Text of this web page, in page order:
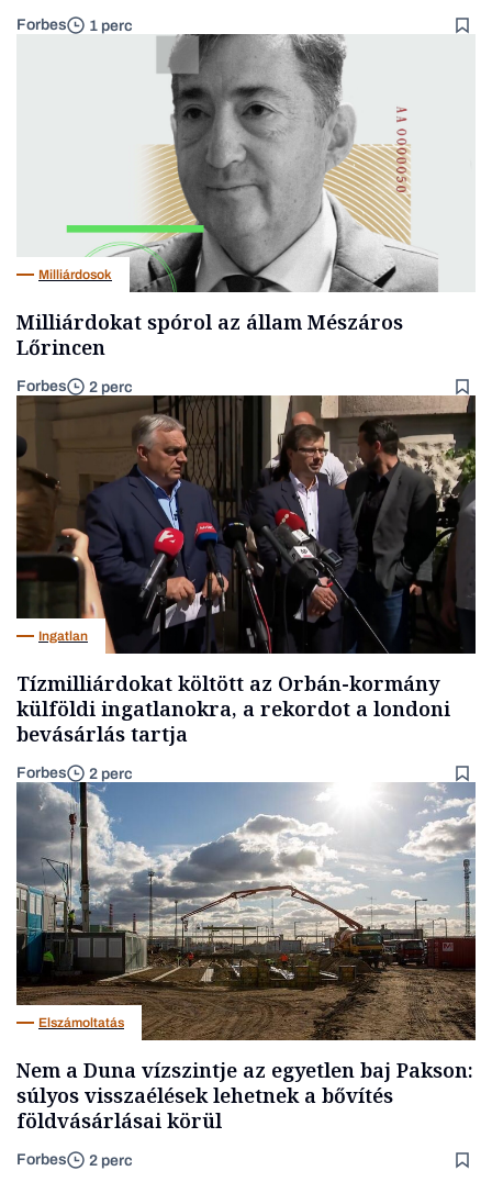
Forbes 1 perc
Milliárdosok
Milliárdokat spórol az állam Mészáros
Lőrincen
Forbes 2 perc
Ingatlan
Tízmilliárdokat költött az Orbán-kormány
külföldi ingatlanokra, a rekordot a londoni
bevásárlás tartja
Forbes 2 perc
Elszámoltatás
Nem a Duna vízszintje az egyetlen baj Pakson:
súlyos visszaélések lehetnek a bővítés
földvásárlásai körül
Forbes 2 perc